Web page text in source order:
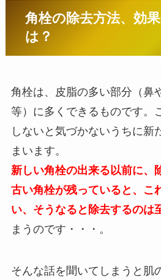
角栓の除去方法、効
は？
角栓は、皮脂の多い部分（鼻
等）に多くできるものです。
しないと気づかないうちに新
まいます。
新しい角栓の出来る以前に、
古い角栓が残っていると、こ
い、そうなると除去するのは
まうのです・・・。
そんな話を聞いてしまうと肌